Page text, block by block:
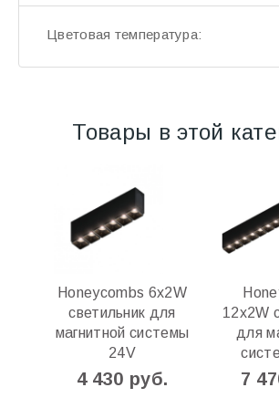
Цветовая температура:
Товары в этой
Honeycombs 6х2W
светильник для
магнитной системы
24V
4 430 руб.
12х2W
для
7